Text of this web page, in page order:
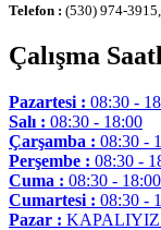
Telefon : (530) 974-3915,
Çalışma
Pazartesi : 08:30 -
Salı : 08:30 - 18:00
Çarşamba : 08:30 -
Perşembe : 08:30 -
Cuma : 08:30 - 18:00
Cumartesi : 08:30 -
Pazar :